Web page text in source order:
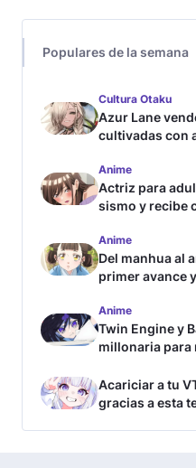
Populares de la semana
Cultura Otaku
Azur Lane
cultivadas con
Anime
Actriz para
sismo y recibe
Anime
Del manhua al
primer avance
Anime
Twin Engine y
millonaria para
Acariciar a tu
gracias a esta